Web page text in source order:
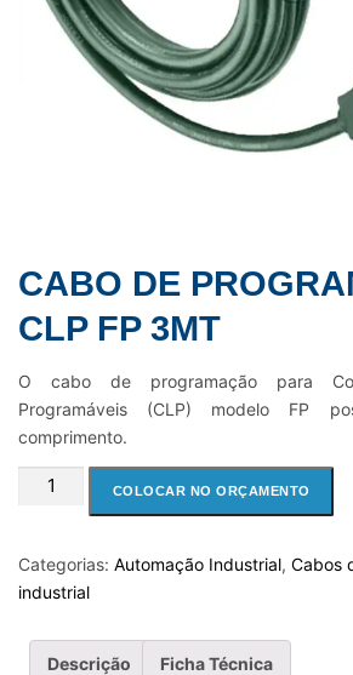
CABO DE
CLP FP 3MT
O cabo de programação para
Programáveis (CLP) modelo FP
comprimento.
CABO
CLP
FP
quantidade
COLOCAR NO ORÇAMENTO
Categorias: Automação Industrial, Cabos
industrial
Descrição Ficha Técnica